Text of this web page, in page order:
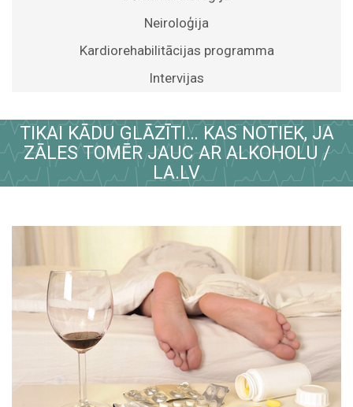
Neiroloģija
Kardiorehabilitācijas programma
Intervijas
TIKAI KĀDU GLĀZĪTI… KAS NOTIEK, JA
ZĀLES TOMĒR JAUC AR ALKOHOLU /
LA.LV